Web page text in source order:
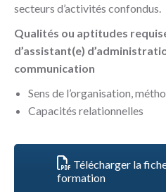
secteurs d’activités confondus.
Qualités ou aptitudes
d’assistant(e)
communication
Sens de l’organisation,
Capacités relationnelles
Télécharger la
formation